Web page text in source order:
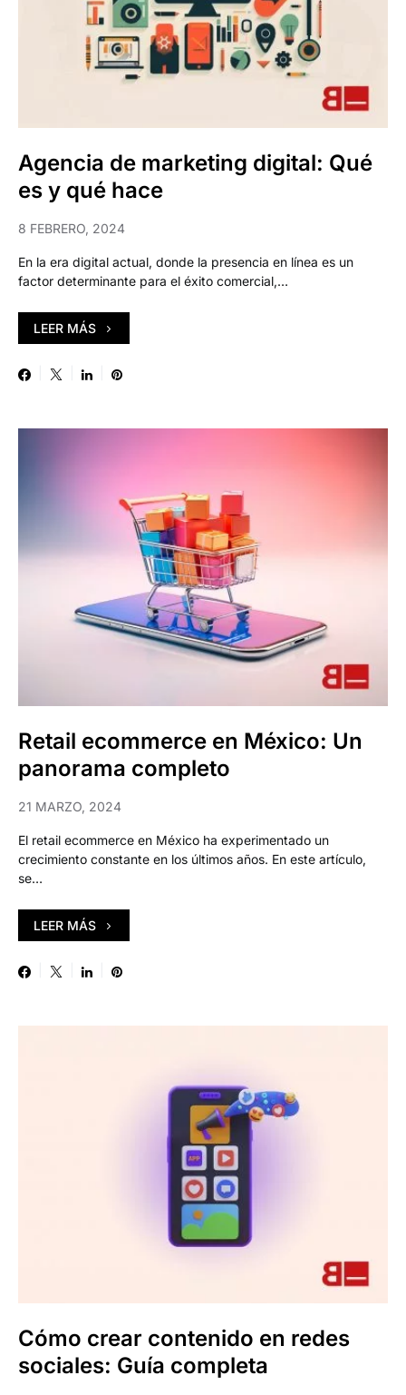
Agencia de marketing digital: Qué
es y qué hace
8 FEBRERO, 2024
En la era digital actual, donde la presencia en línea es un
factor determinante para el éxito comercial,…
LEER MÁS
Retail ecommerce en México: Un
panorama completo
21 MARZO, 2024
El retail ecommerce en México ha experimentado un
crecimiento constante en los últimos años. En este artículo,
se…
LEER MÁS
Cómo crear contenido en redes
sociales: Guía completa